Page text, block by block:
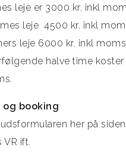
leje er 3000 kr. inkl
leje 4500 kr. inkl
leje 6000 kr. inkl
halve time koster
og booking
her på
VR ift.